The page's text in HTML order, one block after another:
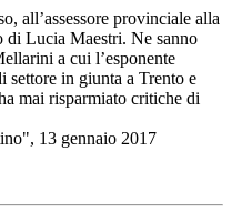
all’assessore provinciale alla
di Lucia Maestri. Ne sanno
a cui l’esponente
settore in giunta a Trento e
mai risparmiato critiche di
13 gennaio 2017